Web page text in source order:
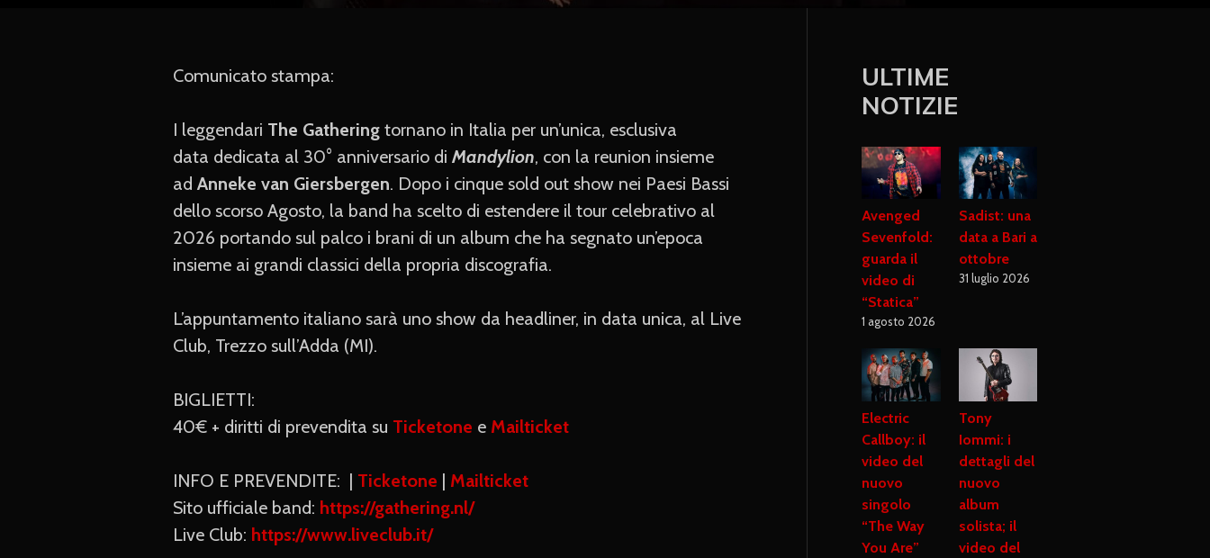
Comunicato stampa:
I leggendari The Gathering tornano in Italia per un’unica, esclusiva
data dedicata al 30° anniversario di Mandylion, con la reunion insieme
ad Anneke van Giersbergen. Dopo i cinque sold out show nei Paesi Bassi
dello scorso Agosto, la band ha scelto di estendere il tour celebrativo al
2026 portando sul palco i brani di un album che ha segnato un’epoca
insieme ai grandi classici della propria discografia.
L’appuntamento italiano sarà uno show da headliner, in data unica, al Live
Club, Trezzo sull’Adda (MI).
BIGLIETTI:
40€ + diritti di prevendita su Ticketone e Mailticket
INFO E PREVENDITE: | Ticketone | Mailticket
Sito ufficiale band: https://gathering.nl/
Live Club: https://www.liveclub.it/
ULTIME
NOTIZIE
Avenged
Sevenfold:
guarda il
video di
“Statica”
1 agosto 2026
Sadist: una
data a Bari a
ottobre
31 luglio 2026
Electric
Callboy: il
video del
nuovo
singolo
“The Way
You Are”
Tony
Iommi: i
dettagli del
nuovo
album
solista; il
video del